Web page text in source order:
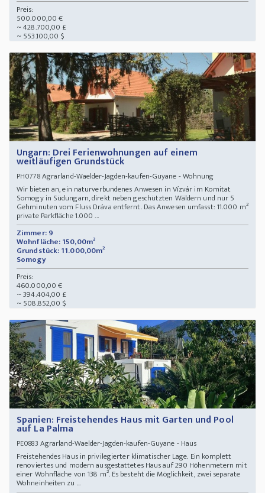
Preis:
500.000,00 €
~ 428.700,00 £
~ 553.100,00 $
Ungarn: Drei Ferienwohnungen auf einem
weitläufigen Grundstück
PH0778Agrarland-Waelder-Jagden-kaufen-Guyane - Wohnung
Wir bieten an, ein naturverbundenes Anwesen in Vízvár im Komitat
Somogy in Südungarn, direkt neben geschützten Wäldern und nur 5
Gehminuten vom Fluss Dráva entfernt. Das Anwesen umfasst: 11.000 m²
private Parkfläche 1.000 ...
Zimmer: 9
Wohnfläche: 150,00m²
Grundstück: 11.000,00m²
Somogy
Preis:
460.000,00 €
~ 394.404,00 £
~ 508.852,00 $
Spanien: Freistehendes Haus mit Garten und Pool
auf La Palma
PE0883 Agrarland-Waelder-Jagden-kaufen-Guyane - Haus
Freistehendes Haus in privilegierter klimatischer Lage. Ein komplett
renoviertes und modern ausgestattetes Haus auf 290 Höhenmetern mit
einer Wohnfläche von 138 m². Es besteht die Möglichkeit, zwei separate
Wohneinheiten zu ...